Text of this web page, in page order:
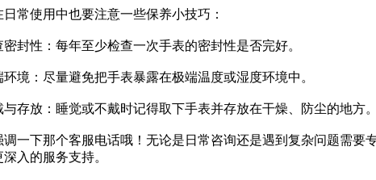
常使用中也要注意一些保养小技巧：
密封性：每年至少检查一次手表的密封性是否完好。
境：尽量避免把手表暴露在极端温度或湿度环境中。
与存放：睡觉或不戴时记得取下手表并存放在干燥、防尘的地方。
调一下那个客服电话哦！无论是日常咨询还是遇到复杂问题需
入的服务支持。